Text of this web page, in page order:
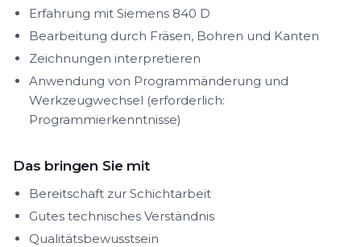
Erfahrung mit Siemens 840 D
Bearbeitung durch Fräsen, Bohren und Kanten
Zeichnungen interpretieren
Anwendung von Programmänderung und
Werkzeugwechsel (erforderlich:
Programmierkenntnisse)
Das bringen Sie mit
Bereitschaft zur Schichtarbeit
Gutes technisches Verständnis
Qualitätsbewusstsein